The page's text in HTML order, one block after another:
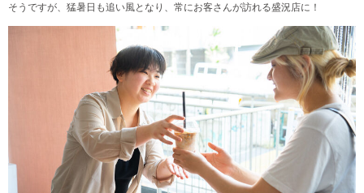
そうですが、猛暑日も追い風となり、常にお客さんが訪れる盛況店に！